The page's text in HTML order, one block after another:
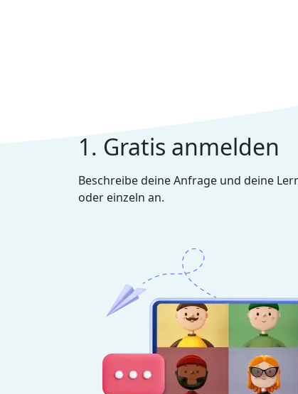
1. Gratis anmelden
Beschreibe deine Anfrage und deine
oder einzeln an.